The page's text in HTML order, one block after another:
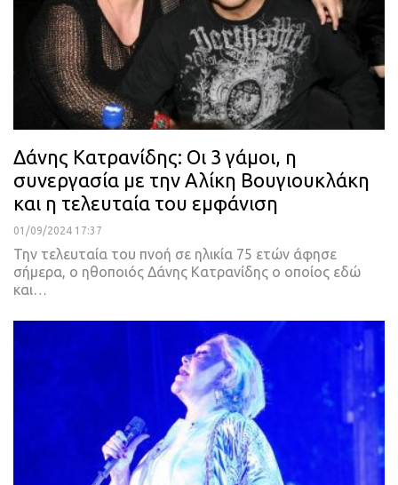
Δάνης Κατρανίδης: Οι 3 γάμοι, η
συνεργασία με την Αλίκη Βουγιουκλάκη
και η τελευταία του εμφάνιση
01/09/2024 17:37
Την τελευταία του πνοή σε ηλικία 75 ετών άφησε
σήμερα, ο ηθοποιός Δάνης Κατρανίδης ο οποίος εδώ
και…